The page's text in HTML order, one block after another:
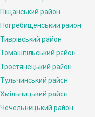
Піщанський район
Погребищенський район
Тиврівський район
Томашпільський район
Тростянецький район
Тульчинський район
Хмільницький район
Чечельницький район